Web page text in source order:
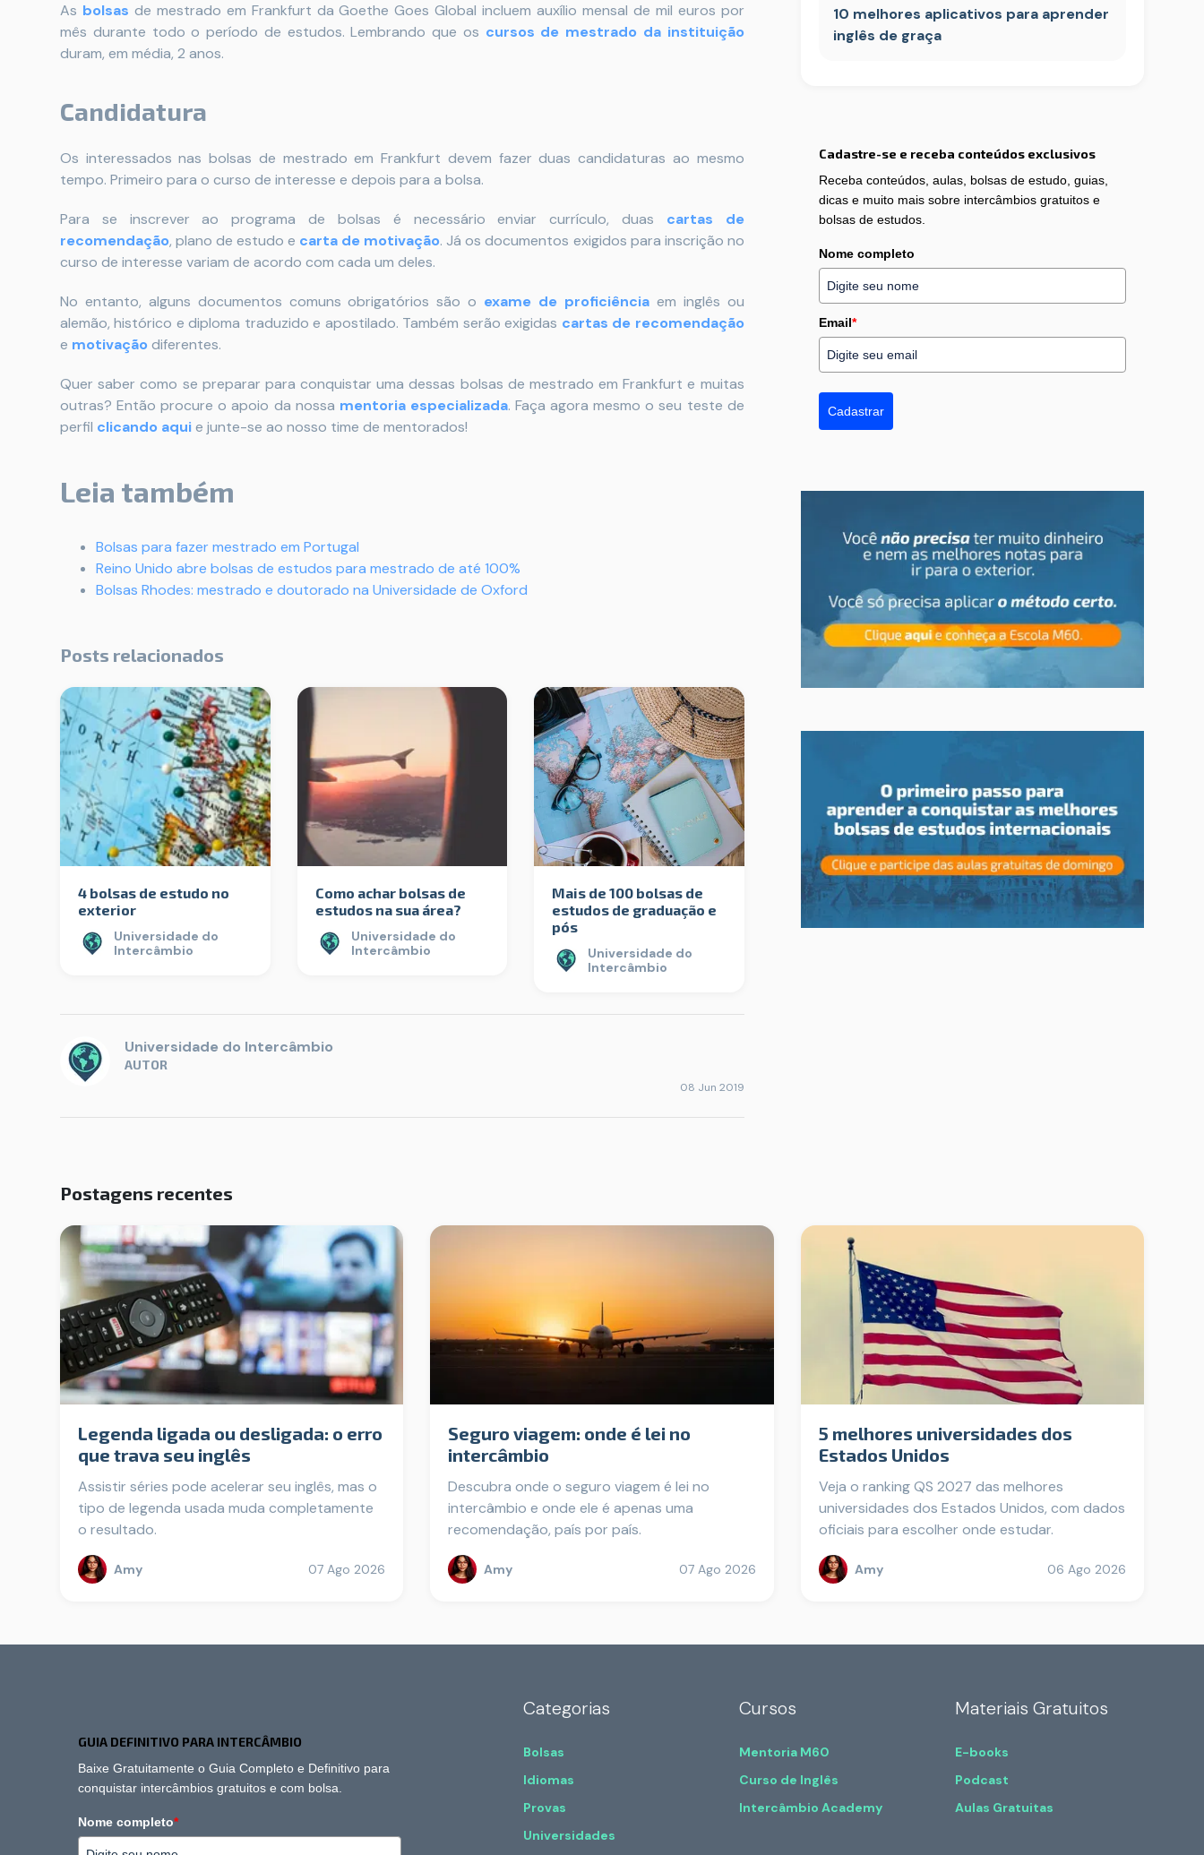
As bolsas de mestrado em Frankfurt da Goethe Goes Global incluem auxílio mensal de mil euros por
mês durante todo o período de estudos. Lembrando que os cursos de mestrado da instituição
duram, em média, 2 anos.
Candidatura
Os interessados nas bolsas de mestrado em Frankfurt devem fazer duas candidaturas ao mesmo
tempo. Primeiro para o curso de interesse e depois para a bolsa.
Para se inscrever ao programa de bolsas é necessário enviar currículo, duas cartas de
recomendação, plano de estudo e carta de motivação. Já os documentos exigidos para inscrição no
curso de interesse variam de acordo com cada um deles.
No entanto, alguns documentos comuns obrigatórios são o exame de proficiênciaem inglês ou
alemão, histórico e diploma traduzido e apostilado. Também serão exigidas cartas de recomendação
e motivação diferentes.
Quer saber como se preparar para conquistar uma dessas bolsas de mestrado em Frankfurt e muitas
outras?Então procure o apoio da nossa mentoria especializada. Faça agora mesmo o seu teste de
perfil clicando aquie junte-se ao nosso time de mentorados!
Leia também
Bolsas para fazer mestrado em Portugal
Reino Unido abre bolsas de estudos para mestrado de até 100%
Bolsas Rhodes: mestrado e doutorado na Universidade de Oxford
Posts relacionados
4 bolsas de estudo no
exterior
Universidade do
Intercâmbio
Como achar bolsas de
estudos na sua área?
Universidade do
Intercâmbio
Mais de 100 bolsas de
estudos de graduação e
pós
Universidade do
Intercâmbio
Universidade do Intercâmbio
AUTOR
08 Jun 2019
10 melhores aplicativos para aprender
inglês de graça
Cadastre-se e receba conteúdos exclusivos
Receba conteúdos, aulas, bolsas de estudo, guias,
dicas e muito mais sobre intercâmbios gratuitos e
bolsas de estudos.
Nome completo
Email*
Cadastrar
Postagens recentes
Legenda ligada ou desligada: o erro
que trava seu inglês
Assistir séries pode acelerar seu inglês, mas o
tipo de legenda usada muda completamente
o resultado.
Amy 07 Ago 2026
Seguro viagem: onde é lei no
intercâmbio
Descubra onde o seguro viagem é lei no
intercâmbio e onde ele é apenas uma
recomendação, país por país.
Amy 07 Ago 2026
5 melhores universidades dos
Estados Unidos
Veja o ranking QS 2027 das melhores
universidades dos Estados Unidos, com dados
oficiais para escolher onde estudar.
Amy 06 Ago 2026
GUIA DEFINITIVO PARA INTERCÂMBIO
Baixe Gratuitamente o Guia Completo e Definitivo para
conquistar intercâmbios gratuitos e com bolsa.
Nome completo*
Categorias
Bolsas
Idiomas
Provas
Universidades
Cursos
Mentoria M60
Curso de Inglês
Intercâmbio Academy
Materiais Gratuitos
E-books
Podcast
Aulas Gratuitas